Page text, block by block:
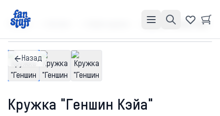
Главная Кружка "Геншин Кэйа"
Назад
Кружка "Геншин Кэйа"